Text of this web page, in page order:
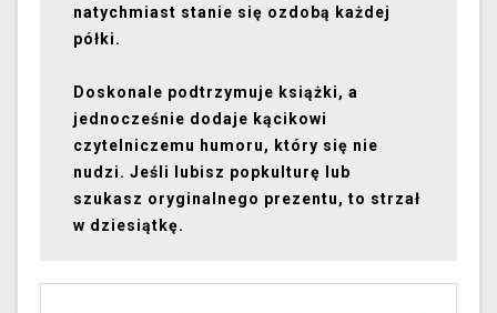
natychmiast stanie się ozdobą każdej
półki.
Doskonale podtrzymuje książki, a
jednocześnie dodaje kącikowi
czytelniczemu humoru, który się nie
nudzi. Jeśli lubisz popkulturę lub
szukasz oryginalnego prezentu, to strzał
w dziesiątkę.